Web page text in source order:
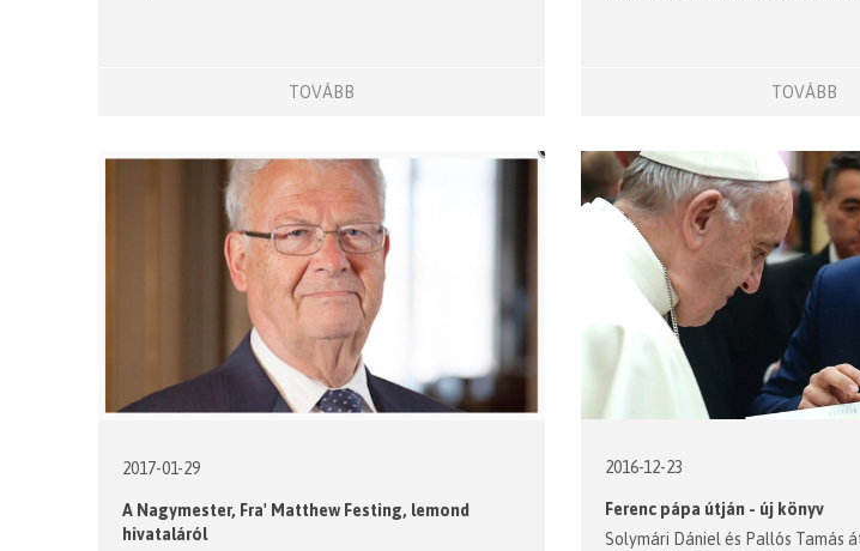
TOVÁBB TOVÁBB
2017-01-29
A Nagymester, Fra' Matthew Festing, lemond
hivataláról
2016-12-23
Ferenc pápa útján - új könyv
Solymári Dániel és Pallós Tamás